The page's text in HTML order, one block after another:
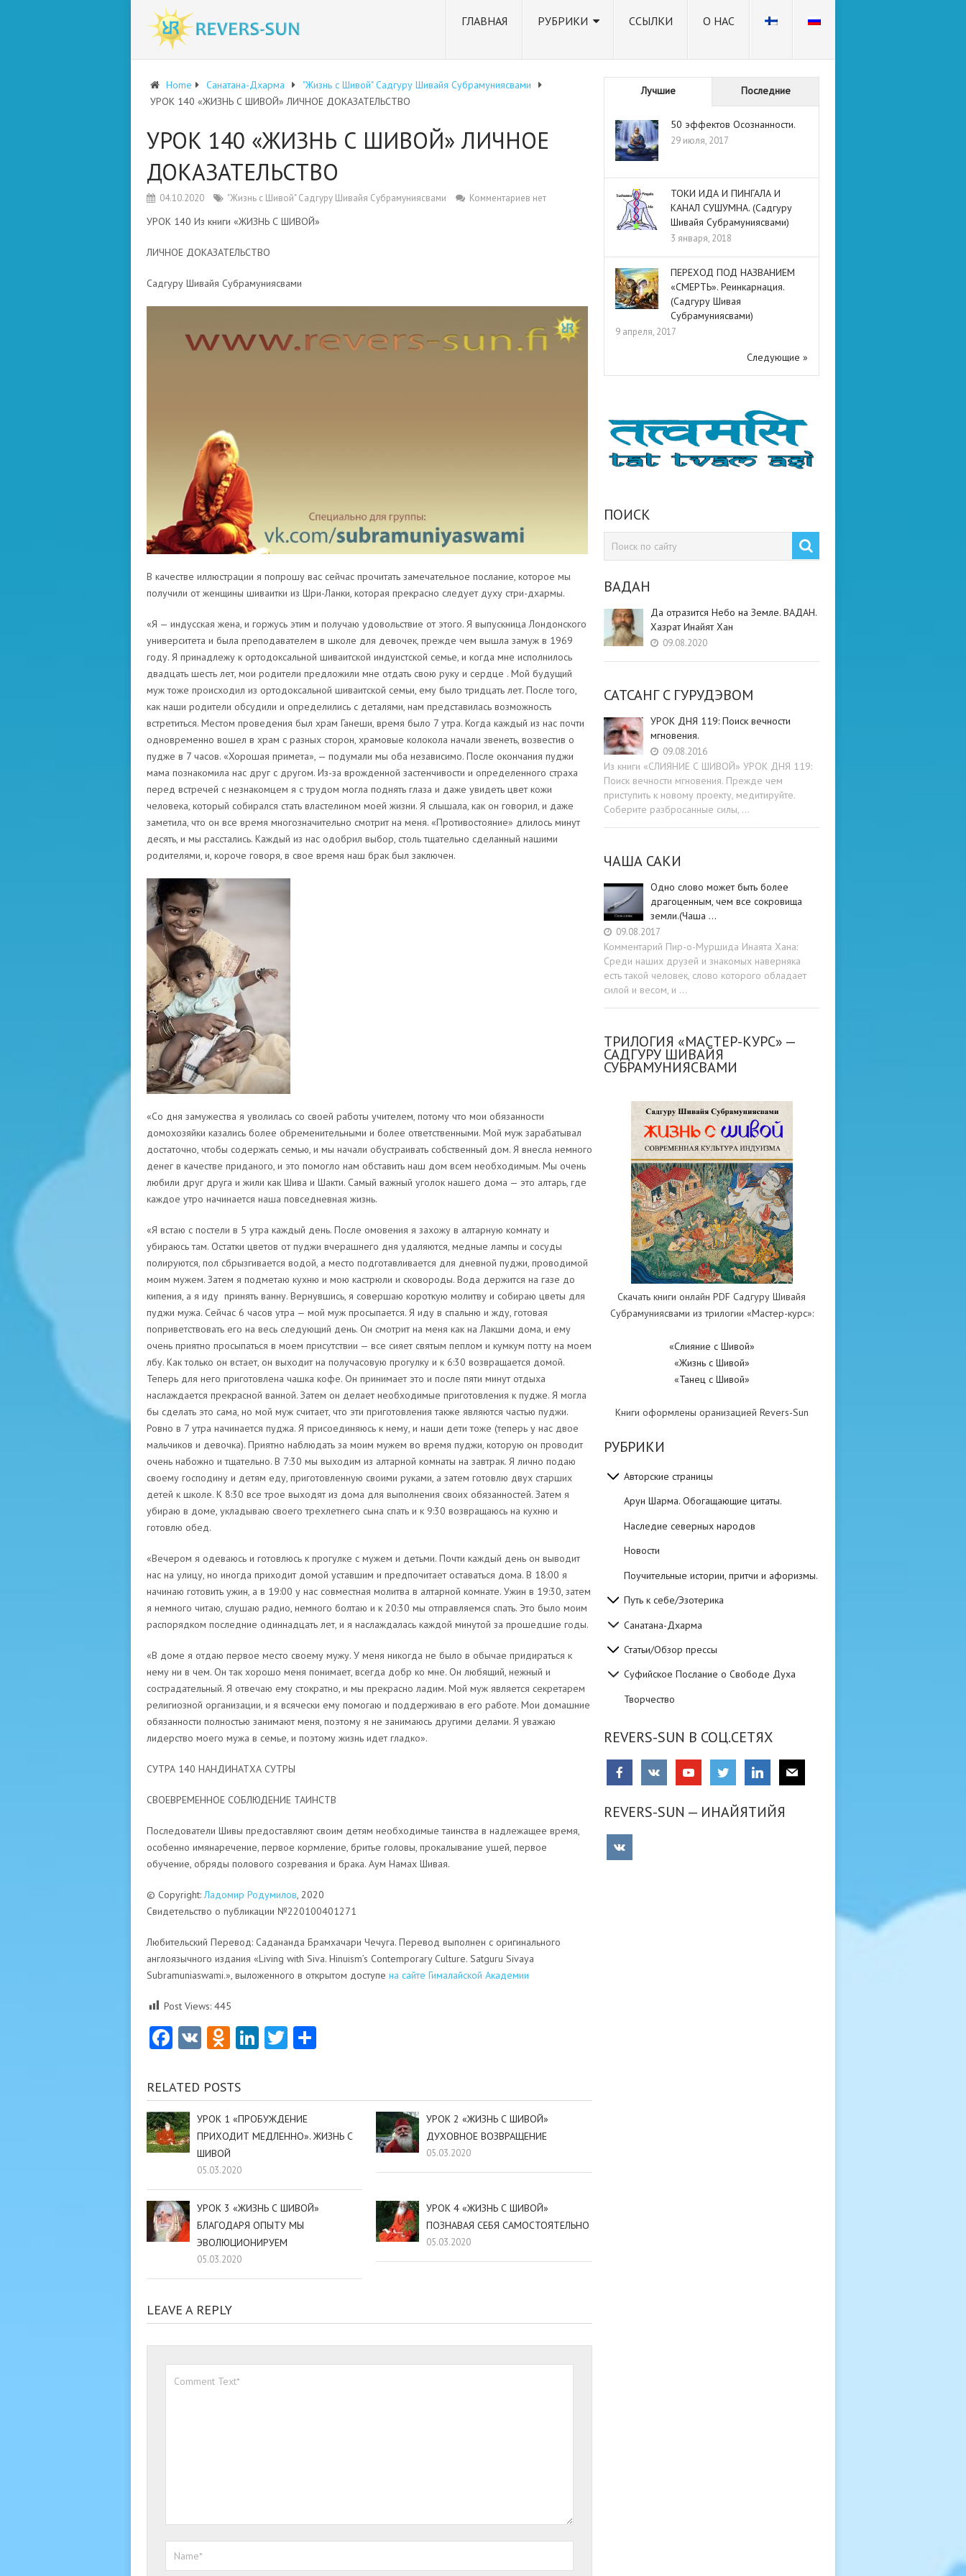
ГЛАВНАЯ РУБРИКИ ССЫЛКИ О НАС
Home Санатана-Дхарма
"Жизнь с Шивой" Садгуру Шивайя Субрамуниясвами
УРОК 140 «ЖИЗНЬ С ШИВОЙ» ЛИЧНОЕ ДОКАЗАТЕЛЬСТВО
УРОК 140 «ЖИЗНЬ С ШИВОЙ» ЛИЧНОЕ
ДОКАЗАТЕЛЬСТВО
04.10.2020 "Жизнь с Шивой" Садгуру Шивайя Субрамуниясвами Комментариев нет
УРОК 140 Из книги «ЖИЗНЬ С ШИВОЙ»
ЛИЧНОЕ ДОКАЗАТЕЛЬСТВО
Садгуру Шивайя Субрамуниясвами
В качестве иллюстрации я попрошу вас сейчас прочитать замечательное послание, которое мы
получили от женщины шиваитки из Шри-Ланки, которая прекрасно следует духу стри-дхармы.
«Я — индусская жена, и горжусь этим и получаю удовольствие от этого. Я выпускница Лондонского
университета и была преподавателем в школе для девочек, прежде чем вышла замуж в 1969
году. Я принадлежу к ортодоксальной шиваитской индуистской семье, и когда мне исполнилось
двадцать шесть лет, мои родители предложили мне отдать свою руку и сердце . Мой будущий
муж тоже происходил из ортодоксальной шиваитской семьи, ему было тридцать лет. После того,
как наши родители обсудили и определились с деталями, нам представилась возможность
встретиться. Местом проведения был храм Ганеши, время было 7 утра. Когда каждый из нас почти
одновременно вошел в храм с разных сторон, храмовые колокола начали звенеть, возвестив о
пудже в 7 часов. «Хорошая примета», — подумали мы оба независимо. После окончания пуджи
мама познакомила нас друг с другом. Из-за врожденной застенчивости и определенного страха
перед встречей с незнакомцем я с трудом могла поднять глаза и даже увидеть цвет кожи
человека, который собирался стать властелином моей жизни. Я слышала, как он говорил, и даже
заметила, что он все время многозначительно смотрит на меня. «Противостояние» длилось минут
десять, и мы расстались. Каждый из нас одобрил выбор, столь тщательно сделанный нашими
родителями, и, короче говоря, в свое время наш брак был заключен.
«Со дня замужества я уволилась со своей работы учителем, потому что мои обязанности
домохозяйки казались более обременительными и более ответственными. Мой муж зарабатывал
достаточно, чтобы содержать семью, и мы начали обустраивать собственный дом. Я внесла немного
денег в качестве приданого, и это помогло нам обставить наш дом всем необходимым. Мы очень
любили друг друга и жили как Шива и Шакти. Самый важный уголок нашего дома — это алтарь, где
каждое утро начинается наша повседневная жизнь.
«Я встаю с постели в 5 утра каждый день. После омовения я захожу в алтарную комнату и
убираюсь там. Остатки цветов от пуджи вчерашнего дня удаляются, медные лампы и сосуды
полируются, пол сбрызгивается водой, а место подготавливается для дневной пуджи, проводимой
моим мужем. Затем я подметаю кухню и мою кастрюли и сковороды. Вода держится на газе до
кипения, а я иду принять ванну. Вернувшись, я совершаю короткую молитву и собираю цветы для
пуджи мужа. Сейчас 6 часов утра — мой муж просыпается. Я иду в спальню и жду, готовая
поприветствовать его на весь следующий день. Он смотрит на меня как на Лакшми дома, и ему
очень приятно просыпаться в моем присутствии — все сияет святым пеплом и кумкум потту на моем
лбу. Как только он встает, он выходит на получасовую прогулку и к 6:30 возвращается домой.
Теперь для него приготовлена ​​чашка кофе. Он принимает это и после пяти минут отдыха
наслаждается прекрасной ванной. Затем он делает необходимые приготовления к пудже. Я могла
бы сделать это сама, но мой муж считает, что эти приготовления также являются частью пуджи.
Ровно в 7 утра начинается пуджа. Я присоединяюсь к нему, и наши дети тоже (теперь у нас двое
мальчиков и девочка). Приятно наблюдать за моим мужем во время пуджи, которую он проводит
очень набожно и тщательно. В 7:30 мы выходим из алтарной комнаты на завтрак. Я лично подаю
своему господину и детям еду, приготовленную своими руками, а затем готовлю двух старших
детей к школе. К 8:30 все трое выходят из дома для выполнения своих обязанностей. Затем я
убираю в доме, укладываю своего трехлетнего сына спать и к 9:30 возвращаюсь на кухню и
готовлю обед.
«Вечером я одеваюсь и готовлюсь к прогулке с мужем и детьми. Почти каждый день он выводит
нас на улицу, но иногда приходит домой уставшим и предпочитает оставаться дома. В 18:00 я
начинаю готовить ужин, а в 19:00 у нас совместная молитва в алтарной комнате. Ужин в 19:30, затем
я немного читаю, слушаю радио, немного болтаю и к 20:30 мы отправляемся спать. Это было моим
распорядком последние одиннадцать лет, и я наслаждалась каждой минутой за прошедшие годы.
«В доме я отдаю первое место своему мужу. У меня никогда не было в обычае придираться к
нему ни в чем. Он так хорошо меня понимает, всегда добр ко мне. Он любящий, нежный и
сострадательный. Я отвечаю ему стократно, и мы прекрасно ладим. Мой муж является секретарем
религиозной организации, и я всячески ему помогаю и поддерживаю в его работе. Мои домашние
обязанности полностью занимают меня, поэтому я не занимаюсь другими делами. Я уважаю
лидерство моего мужа в семье, и поэтому жизнь идет гладко».
СУТРА 140 НАНДИНАТХА СУТРЫ
СВОЕВРЕМЕННОЕ СОБЛЮДЕНИЕ ТАИНСТВ
Последователи Шивы предоставляют своим детям необходимые таинства в надлежащее время,
особенно имянаречение, первое кормление, бритье головы, прокалывание ушей, первое
обучение, обряды полового созревания и брака. Аум Намах Шивая.
© Copyright: Ладомир Родумилов , 2020
Свидетельство о публикации №220100401271
Любительский Перевод: Садананда Брамхачари Чечуга. Перевод выполнен с оригинального
англоязычного издания «Living with Siva. Hinuism’s Contemporary Culture. Satguru Sivaya
Subramuniaswami.», выложенного в открытом доступе на сайте Гималайской Академии
Post Views: 445
Facebook
VKOdnoklassniki
LinkedIn
TwitterОтправить
RELATED POSTS
УРОК 1 «ПРОБУЖДЕНИЕ
ПРИХОДИТ МЕДЛЕННО». ЖИЗНЬ С
ШИВОЙ
05.03.2020
УРОК 2 «ЖИЗНЬ С ШИВОЙ»
ДУХОВНОЕ ВОЗВРАЩЕНИЕ
05.03.2020
УРОК 3 «ЖИЗНЬ С ШИВОЙ»
БЛАГОДАРЯ ОПЫТУ МЫ
ЭВОЛЮЦИОНИРУЕМ
05.03.2020
УРОК 4 «ЖИЗНЬ С ШИВОЙ»
ПОЗНАВАЯ СЕБЯ САМОСТОЯТЕЛЬНО
05.03.2020
LEAVE A REPLY
Лучшие Последние
50 эффектов Осознанности.
29 июля, 2017
ТОКИ ИДА И ПИНГАЛА И
КАНАЛ СУШУМНА. (Садгуру
Шивайя Субрамуниясвами)
3 января, 2018
ПЕРЕХОД ПОД НАЗВАНИЕМ
«СМЕРТЬ». Реинкарнация.
(Садгуру Шивая
Субрамуниясвами)
9 апреля, 2017
Следующие »
ПОИСК
ВАДАН
Да отразится Небо на Земле. ВАДАН.
Хазрат Инайят Хан
09.08.2020
САТСАНГ C ГУРУДЭВОМ
УРОК ДНЯ 119: Поиск вечности
мгновения.
09.08.2016
Из книги «СЛИЯНИЕ С ШИВОЙ» УРОК ДНЯ 119:
Поиск вечности мгновения. Прежде чем
приступить к новому проекту, медитируйте.
Соберите разбросанные силы, …
ЧАША САКИ
Одно слово может быть более
драгоценным, чем все сокровища
земли.(Чаша …
09.08.2017
Комментарий Пир-о-Муршида Инаята Хана:
Среди наших друзей и знакомых наверняка
есть такой человек, слово которого обладает
силой и весом, и …
ТРИЛОГИЯ «МАСТЕР-КУРС» —
САДГУРУ ШИВАЙЯ
СУБРАМУНИЯСВАМИ
Скачать книги онлайн PDF Садгуру Шивайя
Субрамуниясвами из трилогии «Мастер-курс»:
«Слияние с Шивой»
«Жизнь с Шивой»
«Танец с Шивой»
Книги оформлены оранизацией Revers-Sun
РУБРИКИ
Авторские страницы
Арун Шарма. Обогащающие цитаты.
Наследие северных народов
Новости
Поучительные истории, притчи и афоризмы.
Путь к себе/Эзотерика
Санатана-Дхарма
Статьи/Обзор прессы
Суфийское Послание о Свободе Духа
Творчество
REVERS-SUN В СОЦ.СЕТЯХ
REVERS-SUN — ИНАЙЯТИЙЯ